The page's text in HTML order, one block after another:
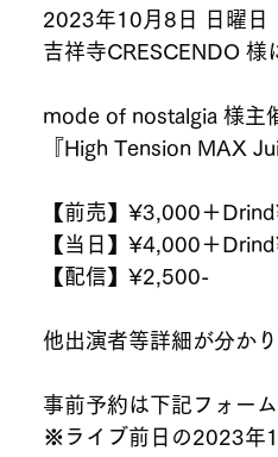
2023年10月8日 日曜日
吉祥寺CRESCENDO 様
mode of nostalgia 様主
『High Tension MAX
【前売】¥3,000＋
【当日】¥4,000＋
【配信】¥2,500-
他出演者等詳細が分か
事前予約は下記フォー
※ライブ前日の2023年